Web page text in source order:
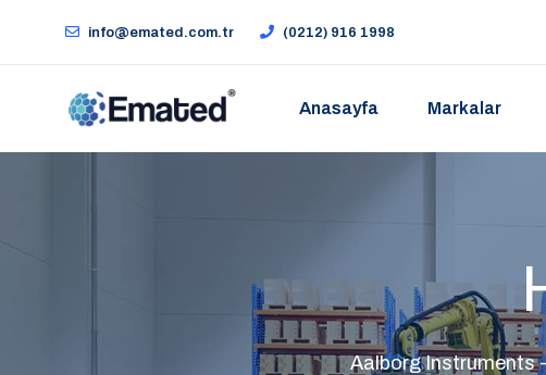
info@emated.com.tr (0212) 916 1998
Anasayfa Markalar
Aalborg Instruments